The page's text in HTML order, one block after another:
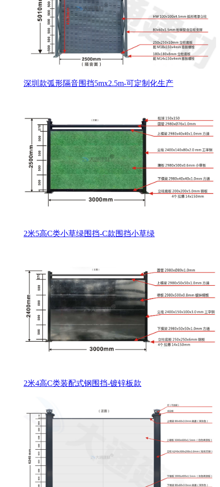
深圳款弧形隔音围挡5mx2.5m-可定制化生产
2米5高C类小草绿围挡-C款围挡小草绿
2米4高C类装配式钢围挡-镀锌板款